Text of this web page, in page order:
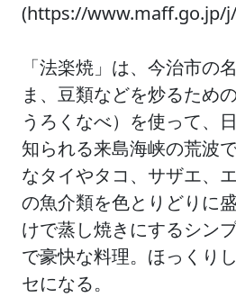
(https://www.maff.go.jp/
「法楽焼」は、今治市の
ま、豆類などを炒るため
うろくなべ）を使って、
知られる来島海峡の荒波
なタイやタコ、サザエ、
の魚介類を色とりどりに
けで蒸し焼きにするシン
で豪快な料理。ほっくり
セになる。